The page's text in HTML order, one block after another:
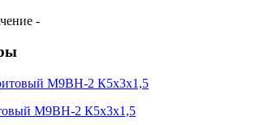
-
М9ВН-2 К5х3х1,5